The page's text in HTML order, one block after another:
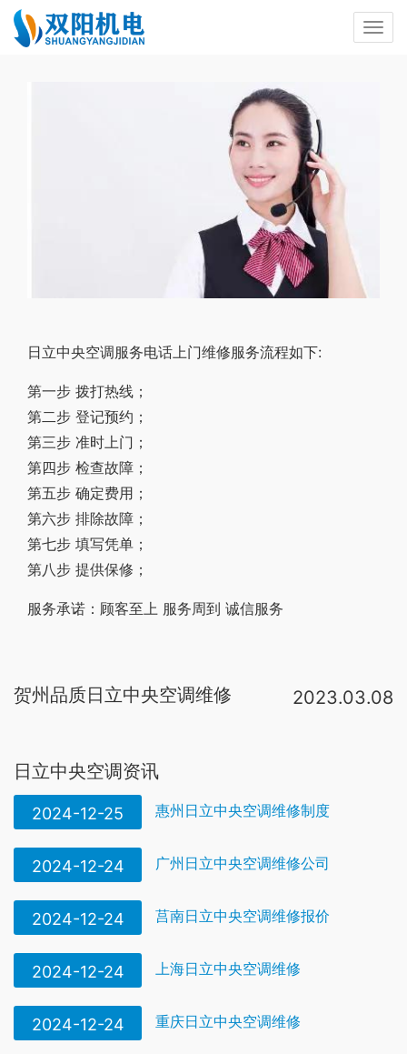
日立中央空调服务电话上门维修服务流程如下:
第一步 拨打热线；
第二步 登记预约；
第三步 准时上门；
第四步 检查故障；
第五步 确定费用；
第六步 排除故障；
第七步 填写凭单；
第八步 提供保修；
服务承诺：顾客至上 服务周到 诚信服务
贺州品质日立中央空调维修 2023.03.08
日立中央空调资讯
2024-12-25 惠州日立中央空调维修制度
2024-12-24 广州日立中央空调维修公司
2024-12-24 莒南日立中央空调维修报价
2024-12-24 上海日立中央空调维修
2024-12-24 重庆日立中央空调维修